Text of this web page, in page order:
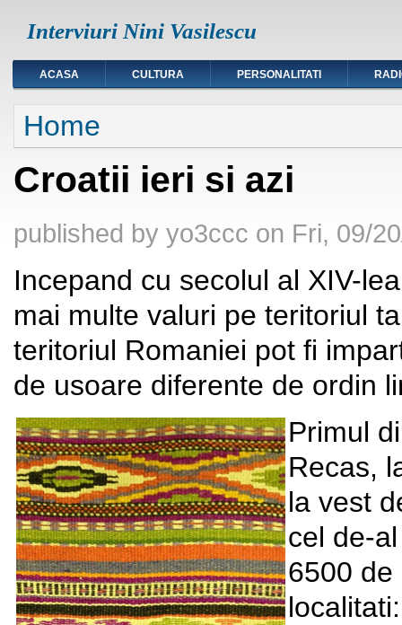
Interviuri Nini Vasilescu
ACASA CULTURA PERSONALITATI
You are here
Home
Croatii ieri si azi
published by yo3ccc on Fri, 09/
Incepand cu secolul al XIV-
mai multe valuri pe teritoriul
teritoriul Romaniei pot fi
de usoare diferente de ordin
Primul
Recas,
la vest
cel de-
6500 de